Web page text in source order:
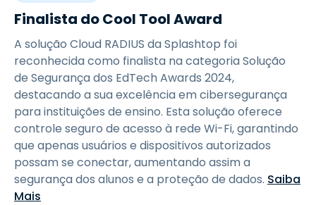
Finalista do Cool Tool Award
A solução Cloud RADIUS da Splashtop foi
reconhecida como finalista na categoria Solução
de Segurança dos EdTech Awards 2024,
destacando a sua excelência em cibersegurança
para instituições de ensino. Esta solução oferece
controle seguro de acesso à rede Wi-Fi, garantindo
que apenas usuários e dispositivos autorizados
possam se conectar, aumentando assim a
segurança dos alunos e a proteção de dados. Saiba
Mais